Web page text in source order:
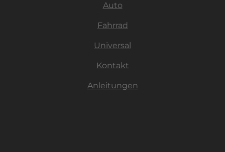
Auto
Fahrrad
Universal
Kontakt
Anleitungen